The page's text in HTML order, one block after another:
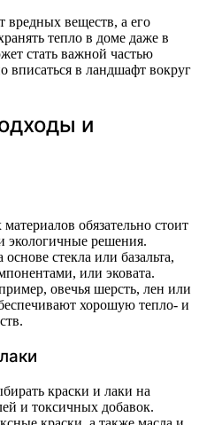
вредных веществ, а его
тепло в доме даже в
стать важной частью
вписаться в ландшафт вокруг
и
обязательно стоит
экологичные решения.
стекла или базальта,
или эковата.
овечья шерсть, лен или
хорошую тепло- и
краски и лаки на
и токсичных добавок.